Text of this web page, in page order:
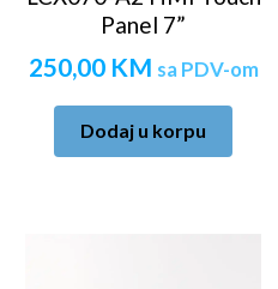
Panel 7”
250,00 KM sa PDV-om
Dodaj u korpu